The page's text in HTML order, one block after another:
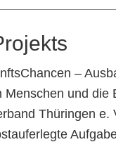
–
Menschen und
Thüringen